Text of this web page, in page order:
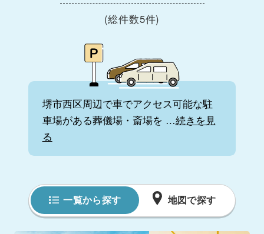
(総件数5件)
堺市西区周辺で車でアクセス可能な駐
車場がある葬儀場・斎場を …続きを見
る
一覧から探す 地図で探す